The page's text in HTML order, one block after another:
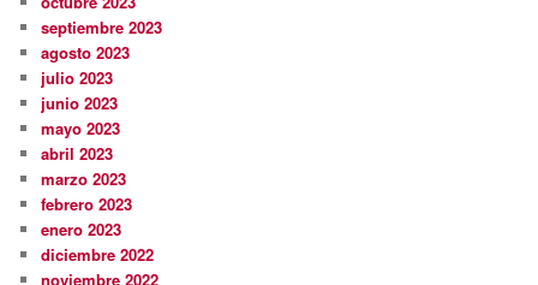
septiembre 2023
agosto 2023
julio 2023
junio 2023
mayo 2023
abril 2023
marzo 2023
febrero 2023
enero 2023
diciembre 2022
noviembre 2022